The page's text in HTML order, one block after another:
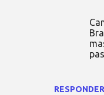
RESPONDER